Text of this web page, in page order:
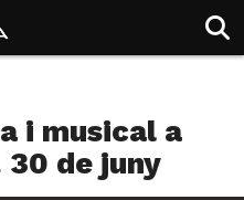
i musical a
30 de juny